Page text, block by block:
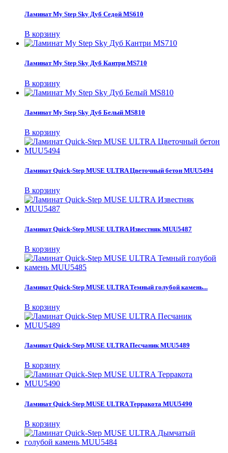
Ламинат My Step Sky Дуб Седой MS610
В корзину
Ламинат My Step Sky Дуб Кантри MS710
В корзину
Ламинат My Step Sky Дуб Белый MS810
В корзину
Ламинат Quick-Step MUSE ULTRA Цветочный бетон MUU5494
В корзину
Ламинат Quick-Step MUSE ULTRA Известняк MUU5487
В корзину
Ламинат Quick-Step MUSE ULTRA Темный голубой камень...
В корзину
Ламинат Quick-Step MUSE ULTRA Песчаник MUU5489
В корзину
Ламинат Quick-Step MUSE ULTRA Терракота MUU5490
В корзину